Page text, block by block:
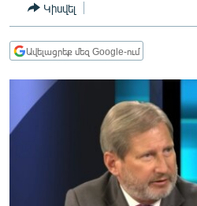
ԻՐԱՎՈՒՆՔ
ՀԱՍԱՐԱԿՈՒԹՅՈՒՆ
ՂԱՐԱԲԱՂ
ՊԱՏԵՐԱԶՄԻ 6 ՇԱԲԱԹՆԵՐԸ
ՏԱՐԱԾԱՇՐՋԱՆ
ՄԻՋԱԶԳԱՅԻՆ
Կիսվել
Ավելացրեք մեզ Google-ում